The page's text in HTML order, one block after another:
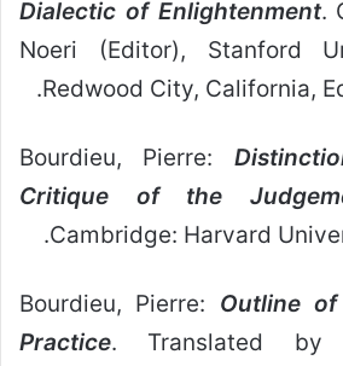
Dialectic of Enlightenment.
Noeri (Editor), Stanford
Redwood City, California,
Critique of the
Cambridge: Harvard
Outline
Practice. Translated by